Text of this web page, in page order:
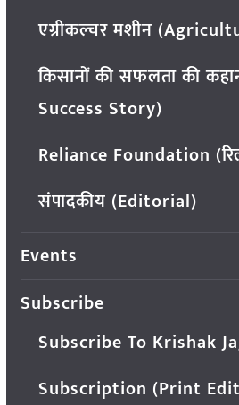
एग्रीकल्चर मशीन
किसानों की सफलता की
Success Story)
Reliance Foundation
संपादकीय (Editorial)
Events
Subscribe
Subscribe To Krishak
Subscription (Print